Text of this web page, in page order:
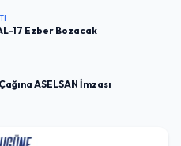
17 Ezber Bozacak
ASELSAN İmzası